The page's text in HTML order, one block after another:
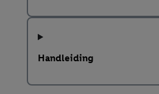
Handleiding